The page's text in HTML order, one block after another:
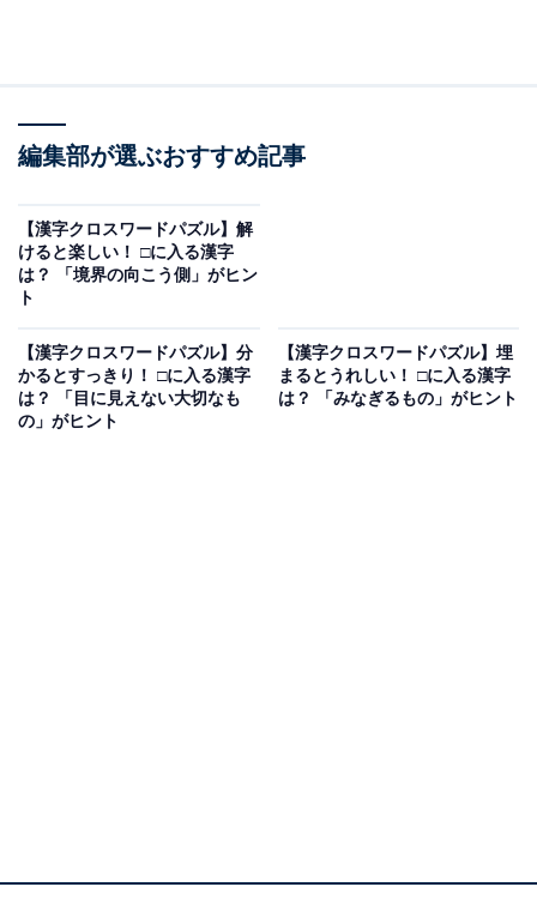
・□道
ヒント： 「日々に潤いをもたらすもの」
です。
次ページ 正解を見る
編集部が選ぶおすすめ記事
【漢字クロスワードパズル】解
けると楽しい！ □に入る漢字
は？ 「境界の向こう側」がヒン
ト
【漢字クロスワードパズル】分
かるとすっきり！ □に入る漢字
は？ 「目に見えない大切なも
の」がヒント
【漢字クロスワードパズル】埋
まるとうれしい！ □に入る漢字
は？ 「みなぎるもの」がヒント